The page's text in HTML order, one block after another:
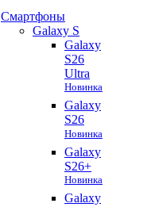
Смартфоны
Galaxy S
Galaxy
S26
Ultra
Новинка
Galaxy
S26
Новинка
Galaxy
S26+
Новинка
Galaxy